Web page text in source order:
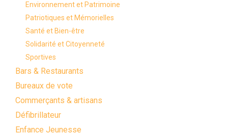
Environnement et Patrimoine
Patriotiques et Mémorielles
Santé et Bien-être
Solidarité et Citoyenneté
Sportives
Bars & Restaurants
Bureaux de vote
Commerçants & artisans
Défibrillateur
Enfance Jeunesse